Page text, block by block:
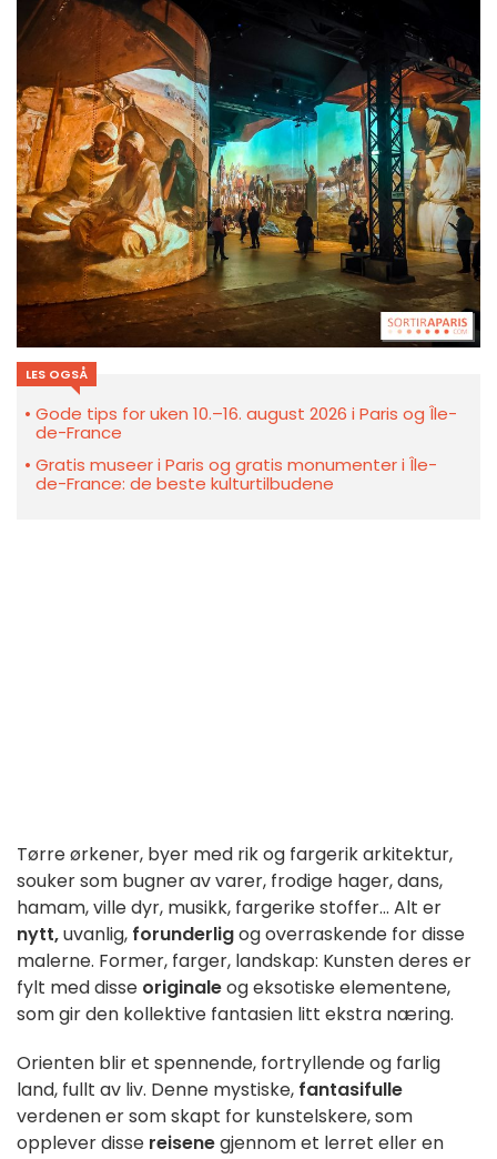
LES OGSÅ
Gode tips for uken 10.–16. august 2026 i Paris og Île-
de-France
Gratis museer i Paris og gratis monumenter i Île-
de-France: de beste kulturtilbudene
Tørre ørkener, byer med rik og fargerik arkitektur,
souker som bugner av varer, frodige hager, dans,
hamam, ville dyr, musikk, fargerike stoffer... Alt er
nytt,uvanlig, forunderligog overraskende for disse
malerne. Former, farger, landskap: Kunsten deres er
fylt med disse originaleog eksotiske elementene,
som gir den kollektive fantasien litt ekstra næring.
Orienten blir et spennende, fortryllende og farlig
land, fullt av liv. Denne mystiske, fantasifulle
verdenen er som skapt for kunstelskere, som
opplever disse reisenegjennom et lerret eller en